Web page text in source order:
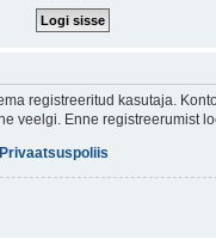
registreeritud kasutaja.
veelgi. Enne registreerumist
Privaatsuspoliis